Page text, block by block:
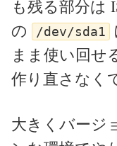
も残る部分は
の
/dev/sda1
まま使い回せ
作り直さなく
大きくバージ